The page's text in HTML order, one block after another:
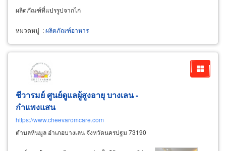
ผลิตภัณฑ์ที่แปรรูปจากไก่
หมวดหมู่ :ผลิตภัณฑ์อาหาร
ชีวารมย์ ศูนย์ดูแลผู้สูงอายุ บางเลน -
กำแพงแสน
https://www.cheevaromcare.com
ตำบลหินมูล อำเภอบางเลน จังหวัดนครปฐม 73190